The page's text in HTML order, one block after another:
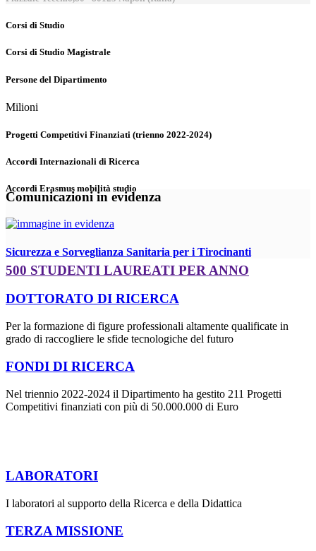
Corsi di Studio
Corsi di Studio Magistrale
Persone del Dipartimento
Milioni
Progetti Competitivi Finanziati (trienno 2022-2024)
Accordi Internazionali di Ricerca
Accordi Erasmus mobilità studio
Comunicazioni in evidenza
Sicurezza e Sorveglianza Sanitaria per i Tirocinanti
500 STUDENTI LAUREATI PER ANNO
DOTTORATO DI RICERCA
Per la formazione di figure professionali altamente qualificate in
grado di raccogliere le sfide tecnologiche del futuro
FONDI DI RICERCA
Nel triennio 2022-2024 il Dipartimento ha gestito 211 Progetti
Competitivi finanziati con più di 50.000.000 di Euro
LABORATORI
I laboratori al supporto della Ricerca e della Didattica
TERZA MISSIONE